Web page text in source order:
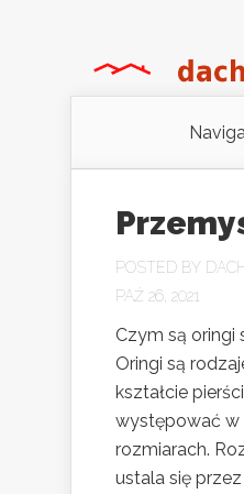
POSTED BY
PAŹ 26, 2021
Czym są oringi
Oringi są
kształcie
występować w
rozmiarach.
ustala się